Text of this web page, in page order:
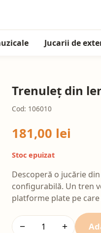
Jucarii de
Trenuleț din
Cod: 106010
181,00 lei
Stoc epuizat
Descoperă o jucărie
configurabilă. Un tren
platforme plate pe
− +